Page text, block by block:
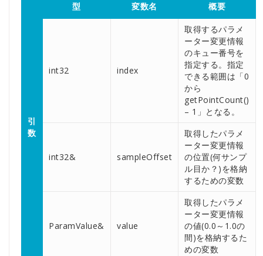
引
数
型 変数名 概要
int32 index
取得するパラメ
ーター変更情報
のキュー番号を
指定する。指定
できる範囲は「0
から
getPointCount()
– 1」となる。
int32& sampleOffset
取得したパラメ
ーター変更情報
の位置(何サンプ
ル目か？)を格納
するための変数
ParamValue& value
取得したパラメ
ーター変更情報
の値(0.0～1.0の
間)を格納するた
めの変数